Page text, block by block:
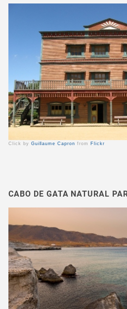
Click by Guillaume Capron from Flickr
CABO DE GATA NATURAL